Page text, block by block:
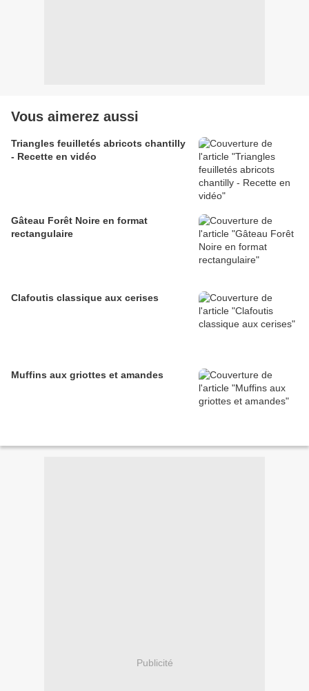
Vous aimerez aussi
Triangles feuilletés abricots chantilly
- Recette en vidéo
Gâteau Forêt Noire en format
rectangulaire
Clafoutis classique aux cerises
Muffins aux griottes et amandes
Publicité